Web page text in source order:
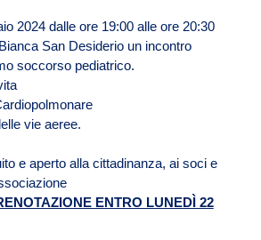
2024 dalle ore 19:00 alle ore 20:30
San Desiderio un incontro
soccorso pediatrico.
vie aeree.
e aperto alla cittadinanza, ai soci e
ENTRO LUNEDÌ 22